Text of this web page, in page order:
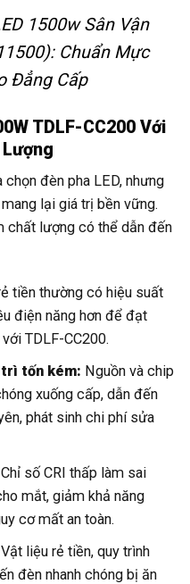
1500w Sân Vận
Chuẩn Mực
Đẳng Cấp
TDLF-CC200 Với
đèn pha LED, nhưng
lại giá trị bền vững.
chất lượng có thể dẫn đến
tiền thường có hiệu suất
điện năng hơn để đạt
TDLF-CC200.
tốn kém: Nguồn và chip
xuống cấp, dẫn đến
phát sinh chi phí sửa
Chỉ số CRI thấp làm sai
mắt, giảm khả năng
cơ mất an toàn.
Vật liệu rẻ tiền, quy trình
đèn nhanh chóng bị ăn